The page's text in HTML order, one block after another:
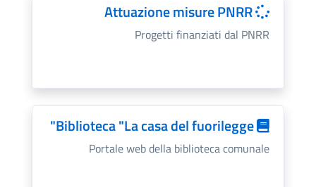
Attuazione misure PNRR
Progetti finanziati dal PNRR
Biblioteca "La casa del fuorilegge"
Portale web della biblioteca comunale